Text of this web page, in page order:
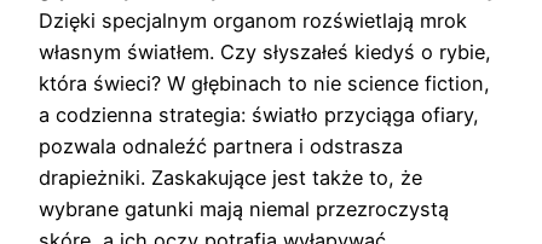
Dzięki specjalnym organom rozświetlają mrok
własnym światłem. Czy słyszałeś kiedyś o rybie,
która świeci? W głębinach to nie science fiction,
a codzienna strategia: światło przyciąga ofiary,
pozwala odnaleźć partnera i odstrasza
drapieżniki. Zaskakujące jest także to, że
wybrane gatunki mają niemal przezroczystą